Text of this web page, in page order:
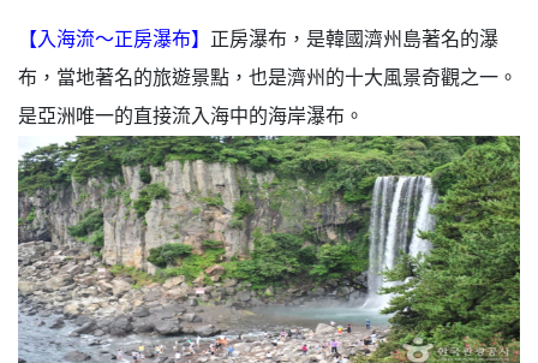
【入海流～正房瀑布】 正房瀑布，是韓國濟州島著名的瀑
布，當地著名的旅遊景點，也是濟州的十大風景奇觀之一。
是亞洲唯一的直接流入海中的海岸瀑布。